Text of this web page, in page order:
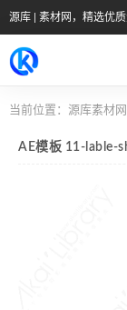
源库 | 素材网，精选优
当前位置： 源库素材网
AE模板 11-lable-